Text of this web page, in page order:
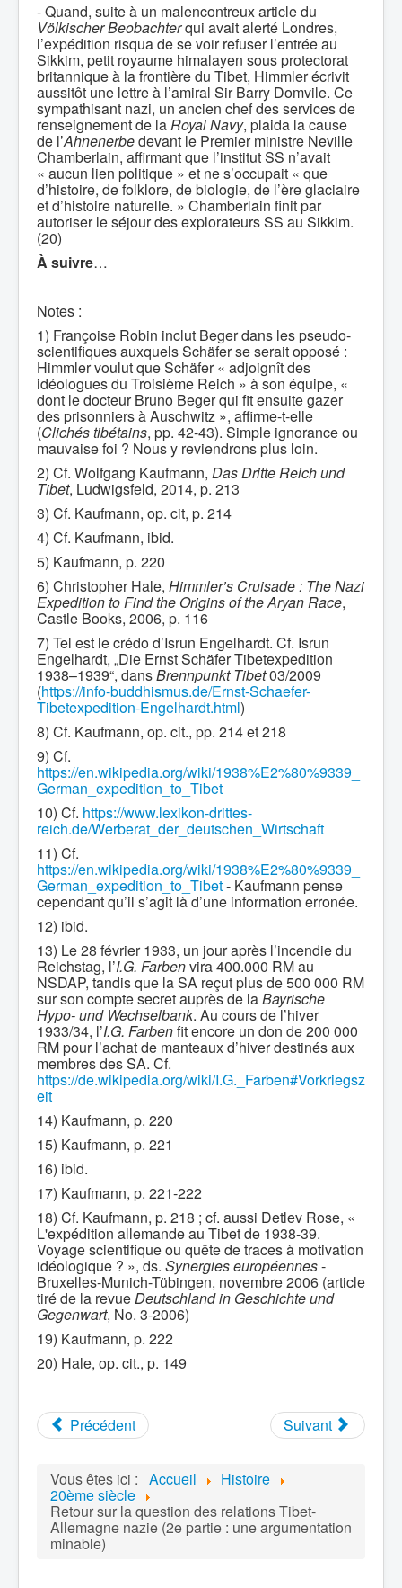
- Quand, suite à un malencontreux article du
Völkischer Beobachterqui avait alerté Londres,
l’expédition risqua de se voir refuser l’entrée au
Sikkim, petit royaume himalayen sous protectorat
britannique à la frontière du Tibet, Himmler écrivit
aussitôt une lettre à l’amiral Sir Barry Domvile. Ce
sympathisant nazi, un ancien chef des services de
renseignement de laRoyal Navy, plaida la cause
de l’Ahnenerbedevant le Premier ministre Neville
Chamberlain, affirmant que l’institut SS n’avait
« aucun lien politique » et ne s’occupait « que
d’histoire, de folklore, de biologie, de l’ère glaciaire
et d’histoire naturelle. » Chamberlain finit par
autoriser le séjour des explorateurs SS au Sikkim.
(20)
À suivre…
Notes :
1) Françoise Robin inclut Beger dans les pseudo-
scientifiques auxquels Schäfer se serait opposé :
Himmler voulut que Schäfer « adjoignît des
idéologues du Troisième Reich » à son équipe, «
dont le docteur Bruno Beger qui fit ensuite gazer
des prisonniers à Auschwitz », affirme-t-elle
(Clichés tibétains, pp. 42-43). Simple ignorance ou
mauvaise foi ? Nous y reviendrons plus loin.
2) Cf. Wolfgang Kaufmann, Das Dritte Reich und
Tibet, Ludwigsfeld, 2014, p. 213
3) Cf. Kaufmann, op. cit, p. 214
4) Cf. Kaufmann, ibid.
5) Kaufmann, p. 220
6) Christopher Hale, Himmler’s Cruisade : The Nazi
Expedition to Find the Origins of the Aryan Race,
Castle Books, 2006, p. 116
7) Tel est le crédo d’Isrun Engelhardt. Cf. Isrun
Engelhardt, „Die Ernst Schäfer Tibetexpedition
1938–1939“, dansBrennpunkt Tibet03/2009
(https://info-buddhismus.de/Ernst-Schaefer-
Tibetexpedition-Engelhardt.html)
8) Cf. Kaufmann, op. cit., pp. 214 et 218
9) Cf.
https://en.wikipedia.org/wiki/1938%E2%80%9339_
German_expedition_to_Tibet
10) Cf. https://www.lexikon-drittes-
reich.de/Werberat_der_deutschen_Wirtschaft
11) Cf.
https://en.wikipedia.org/wiki/1938%E2%80%9339_
German_expedition_to_Tibet- Kaufmann pense
cependant qu’il s’agit là d’une information erronée.
12) ibid.
13) Le 28 février 1933, un jour après l’incendie du
Reichstag, l’I.G. Farbenvira 400.000 RM au
NSDAP, tandis que la SA reçut plus de 500 000 RM
sur son compte secret auprès de laBayrische
Hypo- und Wechselbank. Au cours de l’hiver
1933/34, l’I.G. Farbenfit encore un don de 200 000
RM pour l’achat de manteaux d’hiver destinés aux
membres des SA. Cf.
https://de.wikipedia.org/wiki/I.G._Farben#Vorkriegsz
eit
14) Kaufmann, p. 220
15) Kaufmann, p. 221
16) ibid.
17) Kaufmann, p. 221-222
18) Cf. Kaufmann, p. 218 ; cf. aussi Detlev Rose, «
L'expédition allemande au Tibet de 1938-39.
Voyage scientifique ou quête de traces à motivation
idéologique ? », ds. Synergies européennes-
Bruxelles-Munich-Tübingen, novembre 2006 (article
tiré de la revueDeutschland in Geschichte und
Gegenwart, No. 3-2006)
19) Kaufmann, p. 222
20) Hale, op. cit., p. 149
Précédent Suivant
Vous êtes ici : Accueil Histoire
20ème siècle
Retour sur la question des relations Tibet-
Allemagne nazie (2e partie : une argumentation
minable)